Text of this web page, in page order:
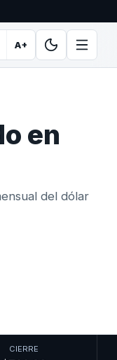
A+
en
del dólar
CIERRE